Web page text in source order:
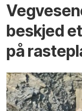
beskjed
på